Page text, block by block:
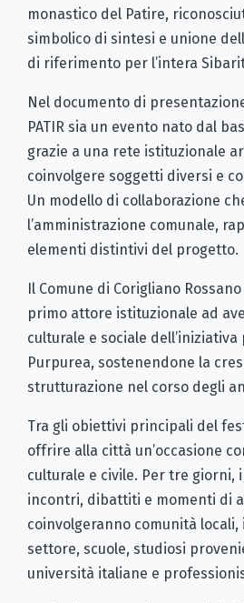
monastico del Patire,
simbolico di sintesi e unione
di riferimento per l’intera
Nel documento di
PATIR sia un evento nato dal
grazie a una rete istituzionale
coinvolgere soggetti diversi e
Un modello di collaborazione
l’amministrazione comunale,
elementi distintivi del progetto.
Il Comune di Corigliano
primo attore istituzionale ad
culturale e sociale
Purpurea, sostenendone la
strutturazione nel corso degli
Tra gli obiettivi principali del
offrire alla città un’occasione
culturale e civile. Per tre giorni,
incontri, dibattiti e momenti di
coinvolgeranno comunità
settore, scuole, studiosi
università italiane e